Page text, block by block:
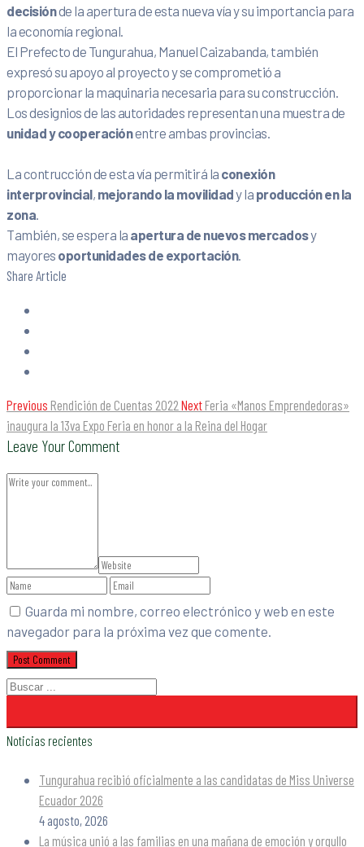
decisiónde la apertura de esta nueva vía y su importancia para
la economía regional.
El Prefecto de Tungurahua, Manuel Caizabanda, también
expresó su apoyo al proyecto y se comprometió a
proporcionar la maquinaria necesaria para su construcción.
Los designios de las autoridades representan una muestra de
unidad y cooperaciónentre ambas provincias.
La contrucción de esta vía permitirá la conexión
interprovincial, mejorando la movilidady la producción en la
zona.
También, se espera la apertura de nuevos mercadosy
mayores oportunidades de exportación.
Share Article
Previous Rendición de Cuentas 2022 Next Feria «Manos Emprendedoras»
inaugura la 13va Expo Feria en honor a la Reina del Hogar
Leave Your Comment
Guarda mi nombre, correo electrónico y web en este
navegador para la próxima vez que comente.
Noticias recientes
Tungurahua recibió oficialmente a las candidatas de Miss Universe
Ecuador 2026
4 agosto, 2026
La música unió a las familias en una mañana de emoción y orgullo